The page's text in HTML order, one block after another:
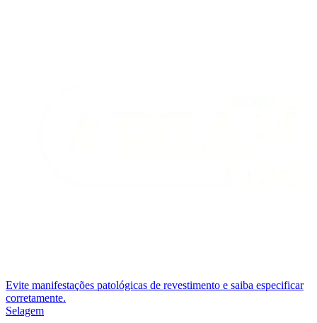
Evite manifestações patológicas de revestimento e saiba especificar
corretamente.
Selagem